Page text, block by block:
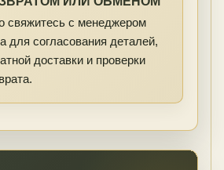
свяжитесь с менеджером
для согласования деталей,
доставки и проверки